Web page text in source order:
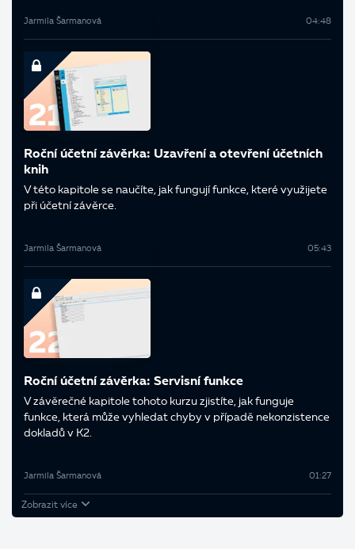
Jarmila Šarmanová 04:48
Roční účetní závěrka: Uzavření a otevření účetních
knih
V této kapitole se naučíte, jak fungují funkce, které využijete
při účetní závěrce.
Jarmila Šarmanová 05:43
Roční účetní závěrka: Servisní funkce
V závěrečné kapitole tohoto kurzu zjistíte, jak funguje
funkce, která může vyhledat chyby v případě nekonzistence
dokladů v K2.
Jarmila Šarmanová 01:27
Zobrazit více